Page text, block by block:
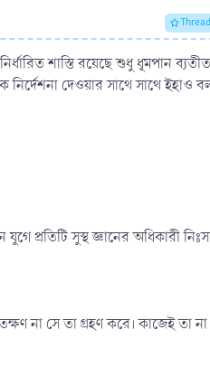
শাস্তি রয়েছে শুধু ধূমপান
দেওয়ার সাথে সাথে ইহাও
প্রতিটি সুস্থ জ্ঞানের অধিকারী
না সে তা গ্রহণ করে। কাজেই তা